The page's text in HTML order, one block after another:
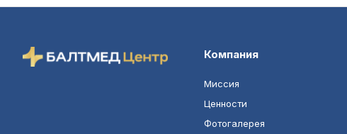
Компания
Миссия
Ценности
Фотогалерея